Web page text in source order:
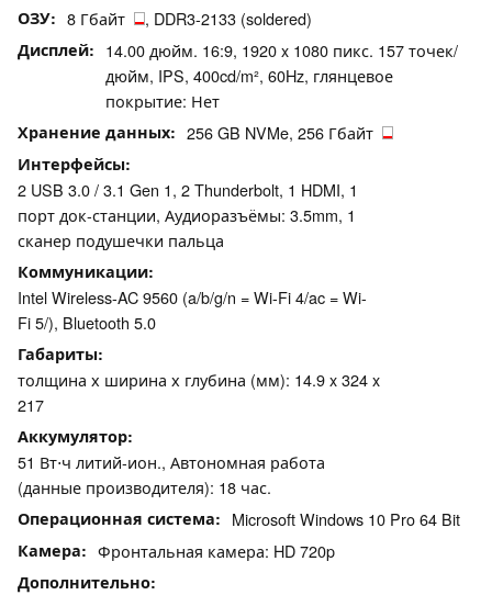
ОЗУ 8 Гбайт , DDR3-2133 (soldered)
Дисплей
14.00 дюйм. 16:9, 1920 x 1080 пикс. 157 точек/
дюйм, IPS, 400cd/​m², 60Hz, глянцевое
покрытие: Нет
Хранение данных 256 GB NVMe, 256 Гбайт
Интерфейсы
2 USB 3.0 / 3.1 Gen 1, 2 Thunderbolt, 1 HDMI, 1
порт док-станции, Аудиоразъёмы: 3.5mm, 1
сканер подушечки пальца
Коммуникации
Intel Wireless-AC 9560 (a/b/g/n = Wi-Fi 4/ac = Wi-
Fi 5/), Bluetooth 5.0
Габариты
толщина х ширина х глубина (мм): 14.9 x 324 x
217
Аккумулятор
51 Вт⋅ч литий-ион., Автономная работа
(данные производителя): 18 час.
Операционная система Microsoft Windows 10 Pro 64 Bit
Камера Фронтальная камера: HD 720p
Дополнительно